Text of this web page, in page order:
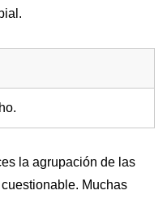
la agrupación de las
Muchas